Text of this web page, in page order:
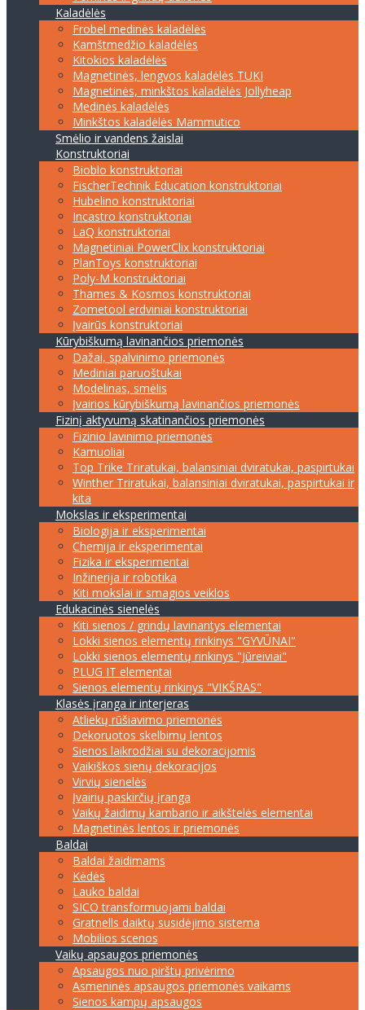
Kaladėlės
Frobel medinės kaladėlės
Kamštmedžio kaladėlės
Kitokios kaladėlės
Magnetinės, lengvos kaladėlės TUKI
Magnetinės, minkštos kaladėlės Jollyheap
Medinės kaladėlės
Minkštos kaladėlės Mammutico
Smėlio ir vandens žaislai
Konstruktoriai
Bioblo konstruktoriai
FischerTechnik Education konstruktoriai
Hubelino konstruktoriai
Incastro konstruktoriai
LaQ konstruktoriai
Magnetiniai PowerClix konstruktoriai
PlanToys konstruktoriai
Poly-M konstruktoriai
Thames & Kosmos konstruktoriai
Zometool erdviniai konstruktoriai
Įvairūs konstruktoriai
Kūrybiškumą lavinančios priemonės
Dažai, spalvinimo priemonės
Mediniai paruoštukai
Modelinas, smėlis
Įvairios kūrybiškumą lavinančios priemonės
Fizinį aktyvumą skatinančios priemonės
Fizinio lavinimo priemonės
Kamuoliai
Top Trike Triratukai, balansiniai dviratukai, paspirtukai
Winther Triratukai, balansiniai dviratukai, paspirtukai ir
kita
Mokslas ir eksperimentai
Biologija ir eksperimentai
Chemija ir eksperimentai
Fizika ir eksperimentai
Inžinerija ir robotika
Kiti mokslai ir smagios veiklos
Edukacinės sienelės
Kiti sienos / grindų lavinantys elementai
Lokki sienos elementų rinkinys "GYVŪNAI"
Lokki sienos elementų rinkinys "Jūreiviai"
PLUG IT elementai
Sienos elementų rinkinys "VIKŠRAS"
Klasės įranga ir interjeras
Atliekų rūšiavimo priemonės
Dekoruotos skelbimų lentos
Sienos laikrodžiai su dekoracijomis
Vaikiškos sienų dekoracijos
Virvių sienelės
Įvairių paskirčių įranga
Vaikų žaidimų kambario ir aikštelės elementai
Magnetinės lentos ir priemonės
Baldai
Baldai žaidimams
Kėdės
Lauko baldai
SICO transformuojami baldai
Gratnells daiktų susidėjimo sistema
Mobilios scenos
Vaikų apsaugos priemonės
Apsaugos nuo pirštų privėrimo
Asmeninės apsaugos priemonės vaikams
Sienos kampų apsaugos